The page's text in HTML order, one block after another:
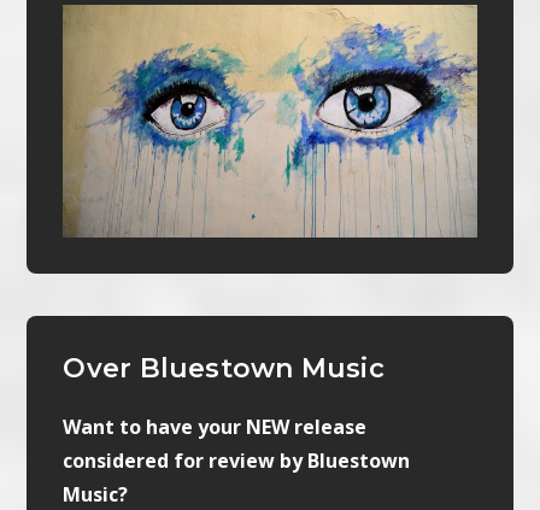
Over Bluestown Music
Want to have your NEW release
considered for review by Bluestown
Music?